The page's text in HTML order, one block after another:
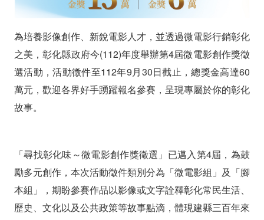
火
熱
開
跑
總
金
60
萬
為培養影像創作、新銳電影人才，並透過微電影行銷彰化
之美，彰化縣政府今(112)年度舉辦第4屆微電影創作獎徵
選活動，活動徵件至112年9月30日截止，總獎金高達60
萬元，歡迎各界好手踴躍報名參賽，呈現專屬於你的彰化
故事。
「尋找彰化味～微電影創作獎徵選」已邁入第4屆，為鼓
勵多元創作，本次活動徵件類別分為「微電影組」及「腳
本組」，期盼參賽作品以影像或文字詮釋彰化常民生活、
歷史、文化以及公共政策等故事點滴，體現建縣三百年來